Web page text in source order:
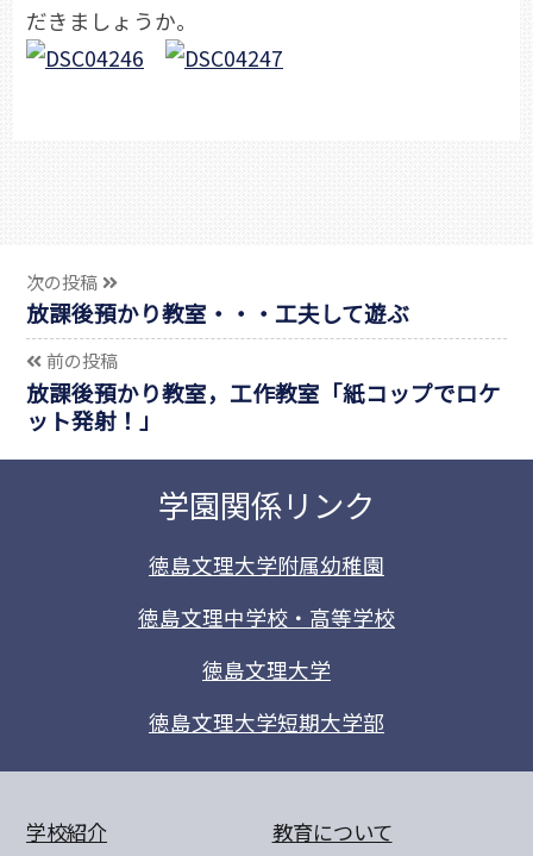
だきましょうか。
次の投稿
放課後預かり教室・・・工夫して遊ぶ
前の投稿
放課後預かり教室，工作教室「紙コップでロケ
ット発射！」
学園関係リンク
徳島文理大学附属幼稚園
徳島文理中学校・高等学校
徳島文理大学
徳島文理大学短期大学部
学校紹介 教育について